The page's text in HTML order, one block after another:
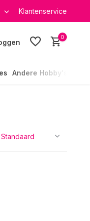
Klantenservice
0
Andere Hobby's